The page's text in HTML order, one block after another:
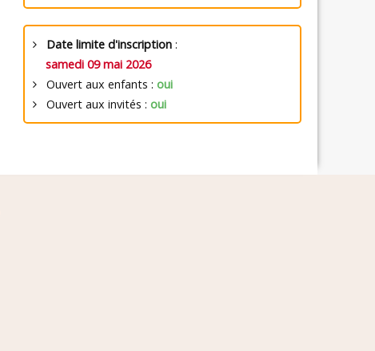
Date limite d'inscription:
samedi 09 mai 2026
Ouvert aux enfants : oui
Ouvert aux invités : oui